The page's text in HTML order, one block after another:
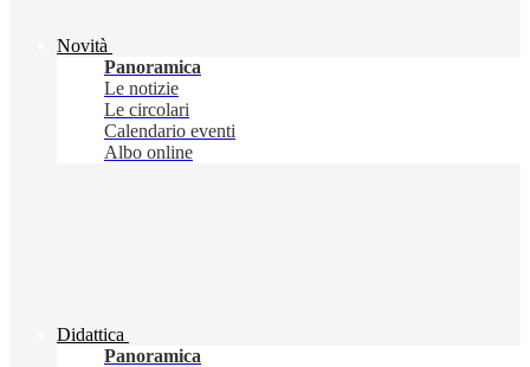
Novità
Panoramica
Le notizie
Le circolari
Calendario eventi
Albo online
Didattica
Panoramica